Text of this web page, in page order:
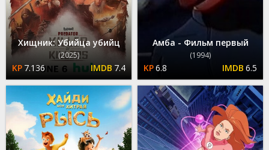
Хищник: Убийца убийц
(2025)
7.136 7.4
Амба - Фильм первый
(1994)
6.8 6.5